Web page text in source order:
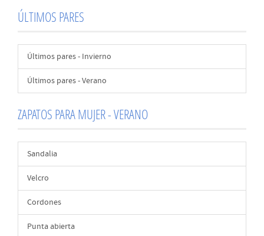
ÚLTIMOS PARES
Últimos pares - Invierno
Últimos pares - Verano
ZAPATOS PARA MUJER - VERANO
Sandalia
Velcro
Cordones
Punta abierta